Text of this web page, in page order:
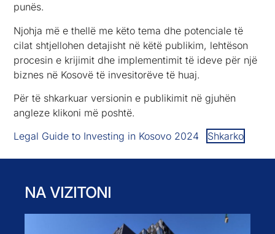
punës.
Njohja më e thellë me këto tema dhe potenciale të
cilat shtjellohen detajisht në këtë publikim, lehtëson
procesin e krijimit dhe implementimit të ideve për një
biznes në Kosovë të invesitorëve të huaj.
Për të shkarkuar versionin e publikimit në gjuhën
angleze klikoni më poshtë.
Legal Guide to Investing in Kosovo 2024
Shkarko
NA VIZITONI